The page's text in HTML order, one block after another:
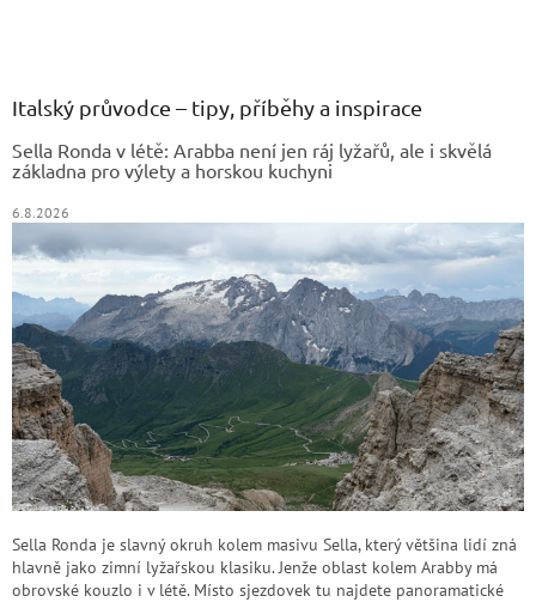
Italský průvodce – tipy, příběhy a inspirace
Sella Ronda v létě: Arabba není jen ráj lyžařů, ale i skvělá
základna pro výlety a horskou kuchyni
6.8.2026
Sella Ronda je slavný okruh kolem masivu Sella, který většina lidí zná
hlavně jako zimní lyžařskou klasiku. Jenže oblast kolem Arabby má
obrovské kouzlo i v létě. Místo sjezdovek tu najdete panoramatické